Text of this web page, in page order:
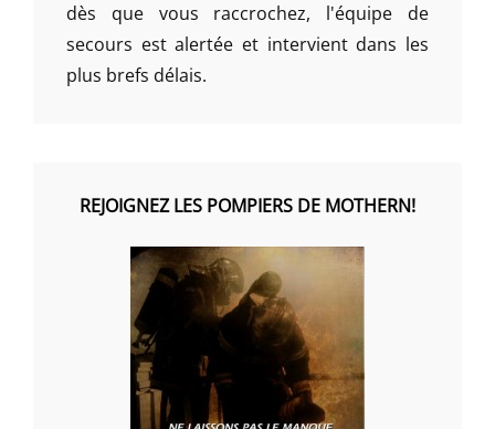
dès que vous raccrochez, l'équipe de
secours est alertée et intervient dans les
plus brefs délais.
REJOIGNEZ LES POMPIERS DE MOTHERN!